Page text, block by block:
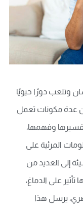
وتلعب دورًا حيويًا
عدة مكونات تعمل
وفهمها،
المرئية على
إلى العديد من
على الدماغ،
يرسل هذا